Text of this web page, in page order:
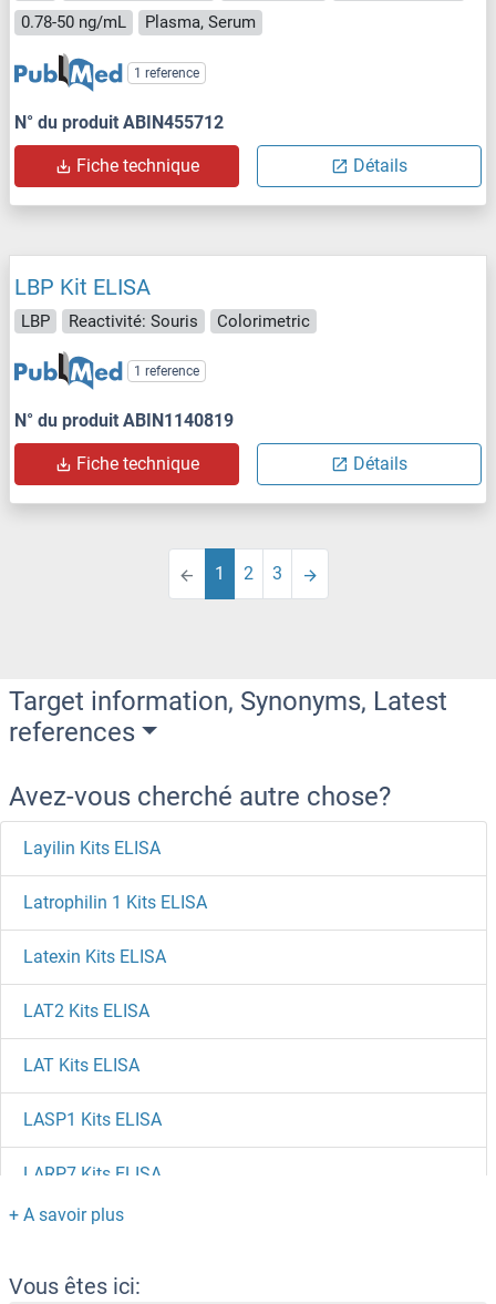
0.78-50 ng/mL
Plasma, Serum
1 reference
N° du produit ABIN455712
Fiche technique Détails
LBP Kit ELISA
LBP Reactivité: Souris Colorimetric
1 reference
N° du produit ABIN1140819
Fiche technique Détails
1 2 3
Target information, Synonyms, Latest
references
Avez-vous cherché autre chose?
Layilin Kits ELISA
Latrophilin 1 Kits ELISA
Latexin Kits ELISA
LAT2 Kits ELISA
LAT Kits ELISA
LASP1 Kits ELISA
LARP7 Kits ELISA
LARGE Kits ELISA
LAPTM4B Kits ELISA
Vous êtes ici: